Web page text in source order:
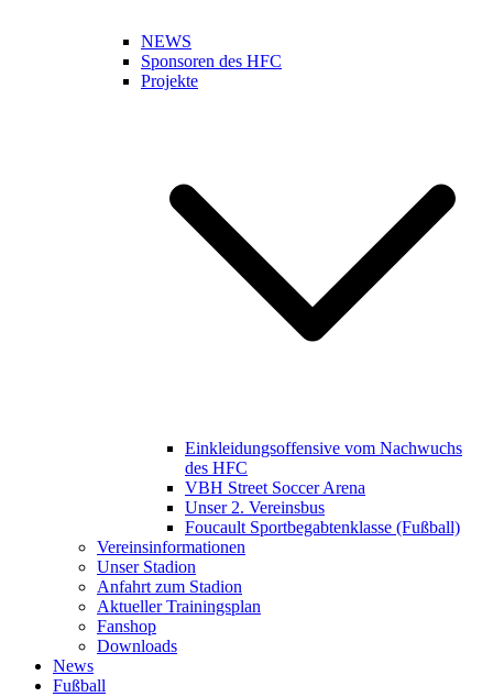
NEWS
Sponsoren des HFC
Projekte
Einkleidungsoffensive vom Nachwuchs
des HFC
VBH Street Soccer Arena
Unser 2. Vereinsbus
Foucault Sportbegabtenklasse (Fußball)
Vereinsinformationen
Unser Stadion
Anfahrt zum Stadion
Aktueller Trainingsplan
Fanshop
Downloads
News
Fußball